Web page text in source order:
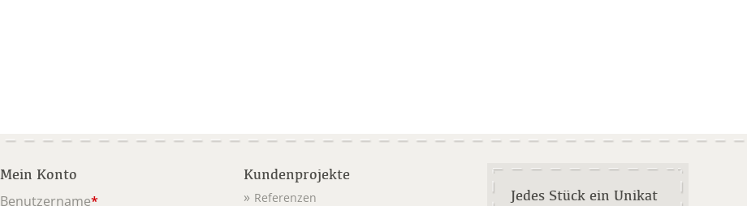
Mein Konto
Benutzername*
Kundenprojekte
Referenzen Jedes Stück ein Unikat